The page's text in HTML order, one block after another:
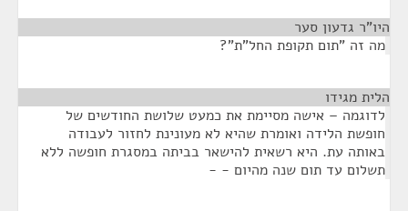
היו"ר גדעון סער
מה זה "תום תקופת החל"ת"?
הלית מגידו
לדוגמה – אישה מסיימת את כמעט שלושת החודשים של
חופשת הלידה ואומרת שהיא לא מעונינת לחזור לעבודה
באותה עת. היא רשאית להישאר בביתה במסגרת חופשה ללא
תשלום עד תום שנה מהיום - -